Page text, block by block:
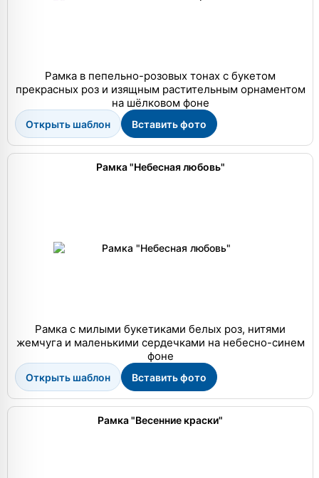
Рамка в пепельно-розовых тонах с букетом
прекрасных роз и изящным растительным орнаментом
на шёлковом фоне
Открыть шаблон Вставить фото
Рамка "Небесная любовь"
Рамка с милыми букетиками белых роз, нитями
жемчуга и маленькими сердечками на небесно-синем
фоне
Открыть шаблон Вставить фото
Рамка "Весенние краски"